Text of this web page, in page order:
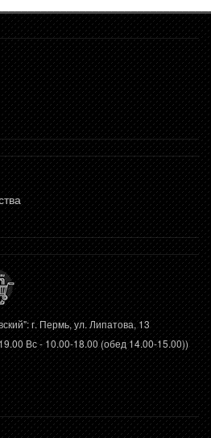
г. Пермь, ул. Липатова, 13
Вс - 10.00-18.00 (обед 14.00-15.00))